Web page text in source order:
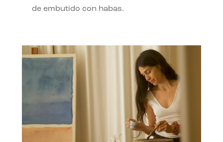
de embutido con habas.